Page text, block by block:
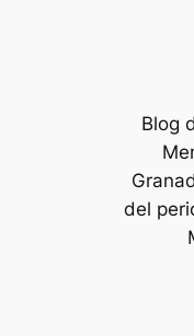
Blog
del